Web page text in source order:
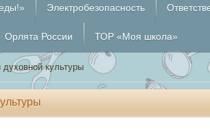
Электробезопасность
Орлята России ТОР «Моя школа»
духовной культуры